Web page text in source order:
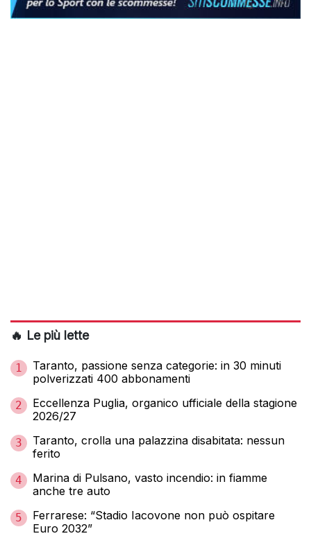
🔥 Le più lette
1
Taranto, passione senza categorie: in 30 minuti
polverizzati 400 abbonamenti
2
Eccellenza Puglia, organico ufficiale della stagione
2026/27
3
Taranto, crolla una palazzina disabitata: nessun
ferito
4
Marina di Pulsano, vasto incendio: in fiamme
anche tre auto
5
Ferrarese: “Stadio Iacovone non può ospitare
Euro 2032”